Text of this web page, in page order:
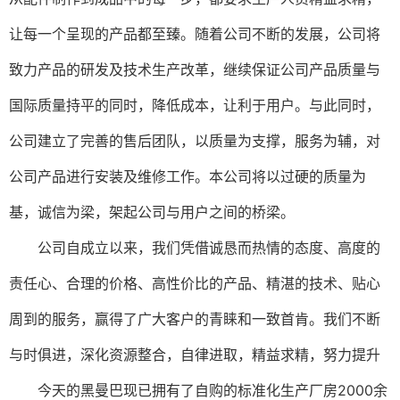
让每一个呈现的产品都至臻。随着公司不断的发展，公司将
致力产品的研发及技术生产改革，继续保证公司产品质量与
国际质量持平的同时，降低成本，让利于用户。与此同时，
公司建立了完善的售后团队，以质量为支撑，服务为辅，对
公司产品进行安装及维修工作。本公司将以过硬的质量为
基，诚信为梁，架起公司与用户之间的桥梁。
公司自成立以来，我们凭借诚恳而热情的态度、高度的
责任心、合理的价格、高性价比的产品、精湛的技术、贴心
周到的服务，赢得了广大客户的青睐和一致首肯。 我们不断
与时俱进，深化资源整合，自律进取，精益求精，努力提升
今天的黑曼巴现已拥有了自购的标准化生产厂房2000余